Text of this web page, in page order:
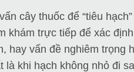
cây thuốc để “tiêu
khám trực tiếp để xác
hay vấn đề nghiêm
là khi hạch không nhỏ đi